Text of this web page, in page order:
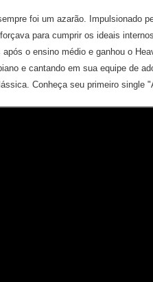
foi um azarão. Impulsionado
para cumprir os ideais
o ensino médio e ganhou o
e cantando em sua equipe de
Conheça seu primeiro single